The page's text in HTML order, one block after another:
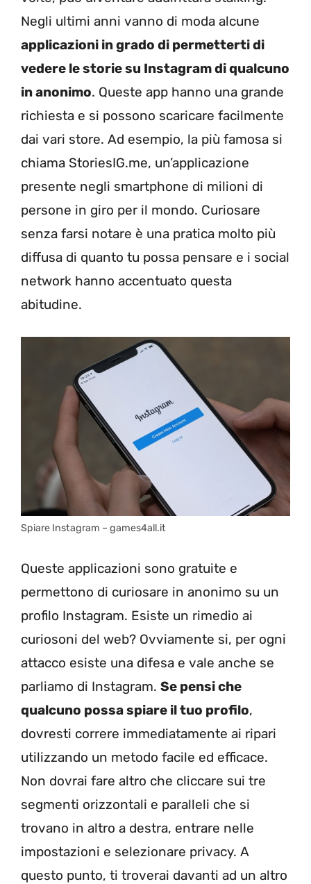
Negli ultimi anni vanno di moda alcune
applicazioni in grado di permetterti di
vedere le storie su Instagram di qualcuno
in anonimo. Queste app hanno una grande
richiesta e si possono scaricare facilmente
dai vari store. Ad esempio, la più famosa si
chiama StoriesIG.me, un’applicazione
presente negli smartphone di milioni di
persone in giro per il mondo. Curiosare
senza farsi notare è una pratica molto più
diffusa di quanto tu possa pensare e i social
network hanno accentuato questa
abitudine.
Spiare Instagram – games4all.it
Queste applicazioni sono gratuite e
permettono di curiosare in anonimo su un
profilo Instagram. Esiste un rimedio ai
curiosoni del web? Ovviamente si, per ogni
attacco esiste una difesa e vale anche se
parliamo di Instagram. Se pensi che
qualcuno possa spiare il tuo profilo,
dovresti correre immediatamente ai ripari
utilizzando un metodo facile ed efficace.
Non dovrai fare altro che cliccare sui tre
segmenti orizzontali e paralleli che si
trovano in altro a destra, entrare nelle
impostazioni e selezionare privacy. A
questo punto, ti troverai davanti ad un altro